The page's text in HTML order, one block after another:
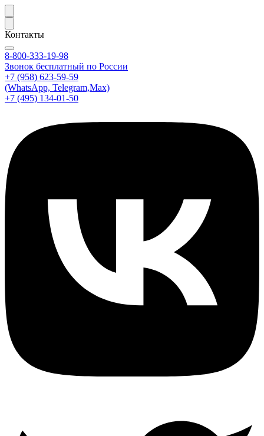
Контакты
8-800-333-19-98
Звонок бесплатный по России
+7 (958) 623-59-59
(WhatsApp, Telegram,Max)
+7 (495) 134-01-50